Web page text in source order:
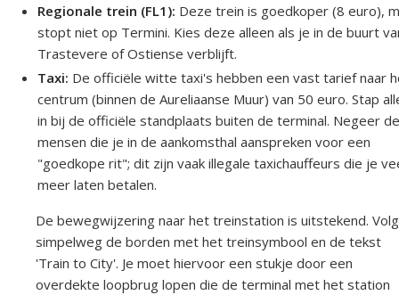
Regionale trein (FL1): Deze trein is goedkoper (8 euro),
stopt niet op Termini. Kies deze alleen als je in de buurt
Trastevere of Ostiense verblijft.
Taxi: De officiële witte taxi's hebben een vast tarief naar
centrum (binnen de Aureliaanse Muur) van 50 euro. Stap
in bij de officiële standplaats buiten de terminal. Negeer
mensen die je in de aankomsthal aanspreken voor een
"goedkope rit"; dit zijn vaak illegale taxichauffeurs die je
meer laten betalen.
De bewegwijzering naar het treinstation is uitstekend. Volg
simpelweg de borden met het treinsymbool en de tekst
'Train to City'. Je moet hiervoor een stukje door een
overdekte loopbrug lopen die de terminal met het station